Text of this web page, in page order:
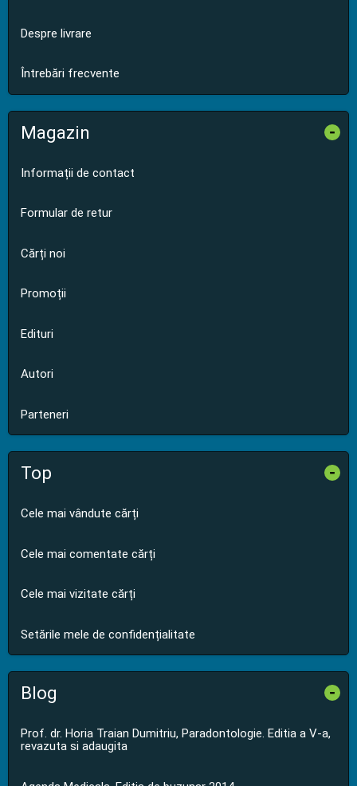
Despre livrare
Întrebări frecvente
Magazin -
Informații de contact
Formular de retur
Cărți noi
Promoții
Edituri
Autori
Parteneri
Top -
Cele mai vândute cărți
Cele mai comentate cărți
Cele mai vizitate cărți
Setările mele de confidențialitate
Blog -
Prof. dr. Horia Traian Dumitriu, Paradontologie. Editia a V-a,
revazuta si adaugita